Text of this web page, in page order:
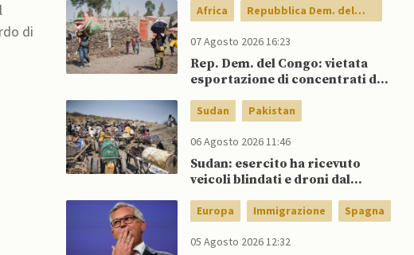
di
Africa
Repubblica Dem. del
Congo
07 Agosto 2026 16:23
Rep. Dem. del Congo: vietata
esportazione di concentrati di
Sudan Pakistan
06 Agosto 2026 11:46
Sudan: esercito ha ricevuto
veicoli blindati e droni dal
Europa Immigrazione Spagna
05 Agosto 2026 12:32